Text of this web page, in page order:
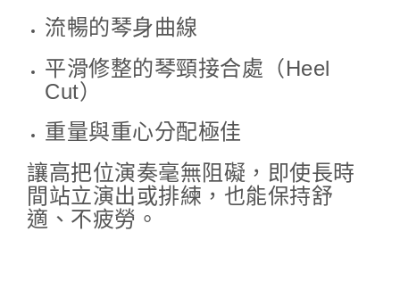
流暢的琴身曲線
平滑修整的琴頸接合處（Heel
Cut）
重量與重心分配極佳
讓高把位演奏毫無阻礙，即使長時
間站立演出或排練，也能保持舒
適、不疲勞。